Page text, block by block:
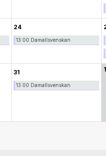
24
13:00 Damallsvenskan
31
13:00 Damallsvenskan
1